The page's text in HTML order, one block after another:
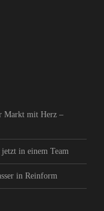
Markt mit Herz –
in einem Team
in Reinform